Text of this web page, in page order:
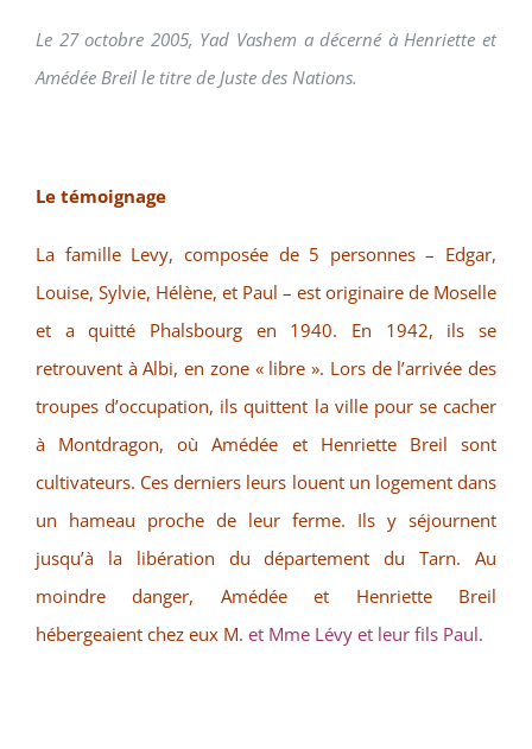
Le 27 octobre 2005, Yad Vashem a décerné à Henriette et
Amédée Breil le titre de Juste des Nations.
Le témoignage
La famille Levy, composée de 5 personnes – Edgar,
Louise, Sylvie, Hélène, et Paul – est originaire de Moselle
et a quitté Phalsbourg en 1940. En 1942, ils se
retrouvent à Albi, en zone « libre ». Lors de l’arrivée des
troupes d’occupation, ils quittent la ville pour se cacher
à Montdragon, où Amédée et Henriette Breil sont
cultivateurs. Ces derniers leurs louent un logement dans
un hameau proche de leur ferme. Ils y séjournent
jusqu’à la libération du département du Tarn. Au
moindre danger, Amédée et Henriette Breil
hébergeaient chez eux M. et Mme Lévy et leur fils Paul.